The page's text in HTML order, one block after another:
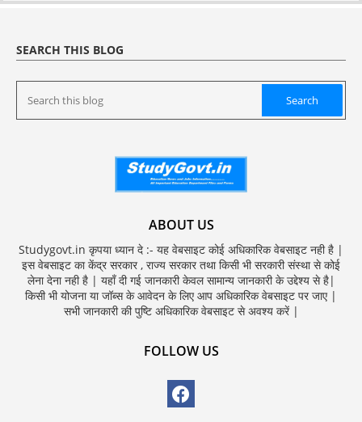
SEARCH THIS BLOG
ABOUT US
Studygovt.in कृपया ध्यान दे :- यह वेबसाइट कोई अधिकारिक वेबसाइट नही है |
इस वेबसाइट का केंद्र सरकार , राज्य सरकार तथा किसी भी सरकारी संस्था से कोई
लेना देना नही है | यहाँ दी गई जानकारी केवल सामान्य जानकारी के उद्देश्य से है|
किसी भी योजना या जॉब्स के आवेदन के लिए आप अधिकारिक वेबसाइट पर जाए |
सभी जानकारी की पुष्टि अधिकारिक वेबसाइट से अवश्य करें |
FOLLOW US